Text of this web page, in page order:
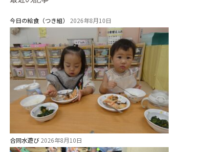
今日の給食（つき組） 2026年8月10日
合同水遊び 2026年8月10日
安⼼・安全対策
給⾷
課外教室
理事長のことば
教育と保育
美⽊多幼稚園の理想
園の1⽇